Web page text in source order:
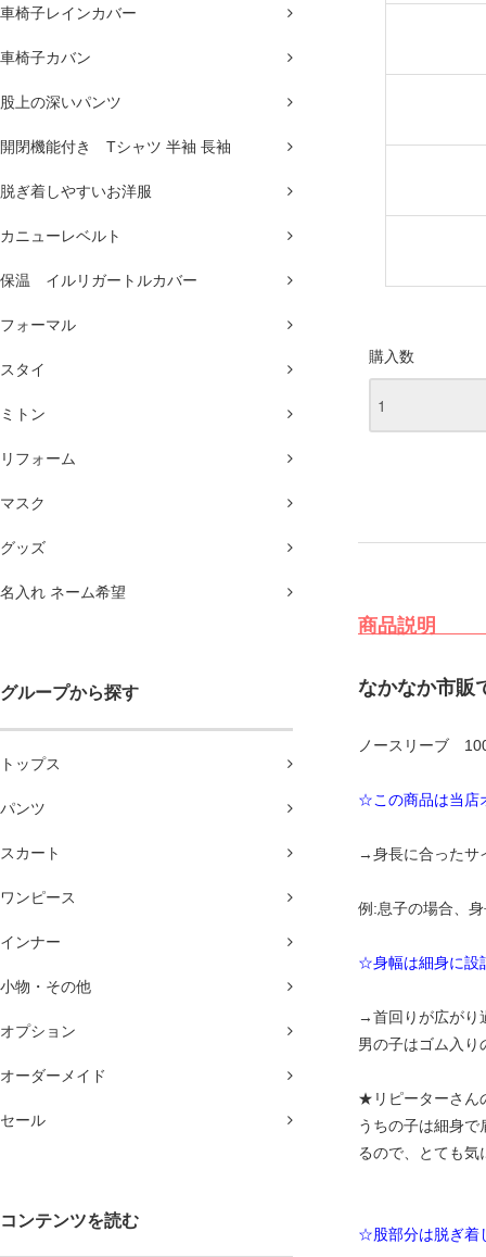
車椅子レインカバー
車椅子カバン
股上の深いパンツ
開閉機能付き Tシャツ 半袖 長袖
脱ぎ着しやすいお洋服
カニューレベルト
保温 イルリガートルカバー
フォーマル
スタイ
ミトン
リフォーム
マスク
グッズ
名入れ ネーム希望
グループから探す
トップス
パンツ
スカート
ワンピース
インナー
小物・その他
オプション
オーダーメイド
セール
コンテンツを読む
購入数
なかなか市
ノースリーブ
☆この商品は当店
→身長に合ったサ
例:息子の場合、
☆身幅は細身に設
→首回りが広がり
男の子はゴム入り
★リピーターさ
うちの子は細身
るので、とても気
☆股部分は脱ぎ着